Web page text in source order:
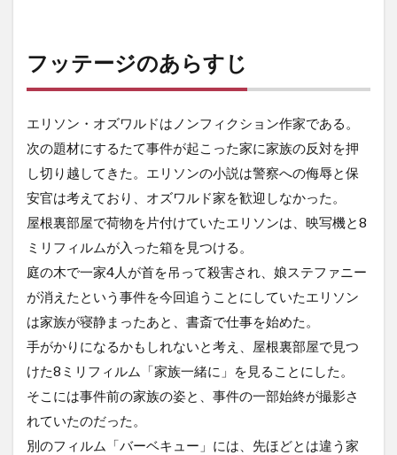
フッテージのあらすじ
エリソン・オズワルドはノンフィクション作家である。
次の題材にするたて事件が起こった家に家族の反対を押
し切り越してきた。エリソンの小説は警察への侮辱と保
安官は考えており、オズワルド家を歓迎しなかった。
屋根裏部屋で荷物を片付けていたエリソンは、映写機と8
ミリフィルムが入った箱を見つける。
庭の木で一家4人が首を吊って殺害され、娘ステファニー
が消えたという事件を今回追うことにしていたエリソン
は家族が寝静まったあと、書斎で仕事を始めた。
手がかりになるかもしれないと考え、屋根裏部屋で見つ
けた8ミリフィルム「家族一緒に」を見ることにした。
そこには事件前の家族の姿と、事件の一部始終が撮影さ
れていたのだった。
別のフィルム「バーベキュー」には、先ほどとは違う家